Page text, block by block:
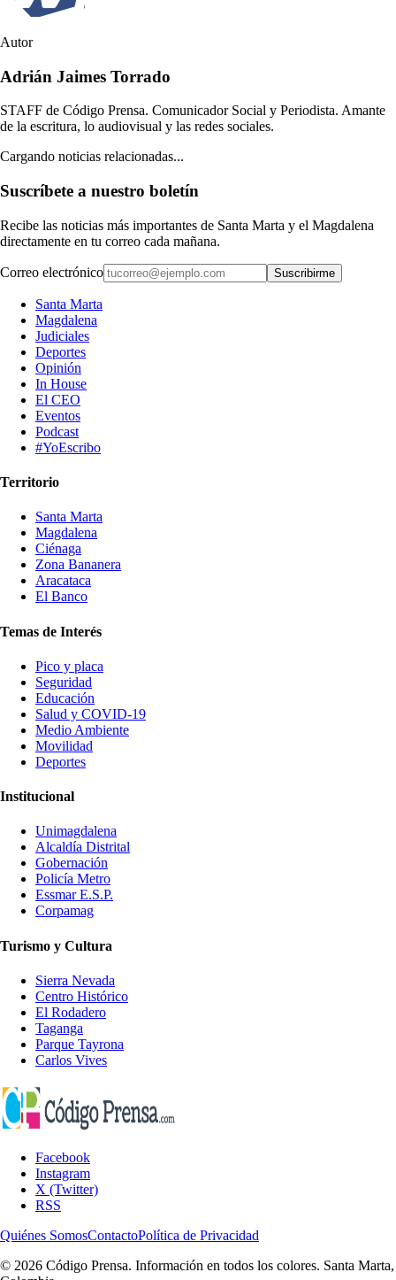
Autor
Adrián Jaimes Torrado
STAFF de Código Prensa. Comunicador Social y Periodista. Amante
de la escritura, lo audiovisual y las redes sociales.
Cargando noticias relacionadas...
Suscríbete a nuestro boletín
Recibe las noticias más importantes de Santa Marta y el Magdalena
directamente en tu correo cada mañana.
Correo electrónico Suscribirme
Santa Marta
Magdalena
Judiciales
Deportes
Opinión
In House
El CEO
Eventos
Podcast
#YoEscribo
Territorio
Santa Marta
Magdalena
Ciénaga
Zona Bananera
Aracataca
El Banco
Temas de Interés
Pico y placa
Seguridad
Educación
Salud y COVID-19
Medio Ambiente
Movilidad
Deportes
Institucional
Unimagdalena
Alcaldía Distrital
Gobernación
Policía Metro
Essmar E.S.P.
Corpamag
Turismo y Cultura
Sierra Nevada
Centro Histórico
El Rodadero
Taganga
Parque Tayrona
Carlos Vives
Facebook
Instagram
X (Twitter)
RSS
Quiénes SomosContactoPolítica de Privacidad
© 2026 Código Prensa. Información en todos los colores. Santa Marta,